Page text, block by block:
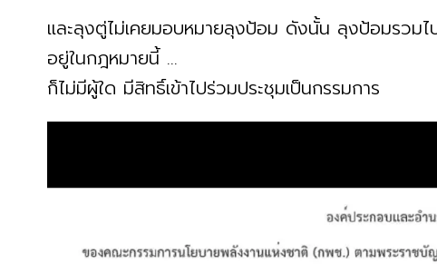
และลุงตู่ไม่เคยมอบหมายลุงป้อม ดังนั้น ลุงป้อมรวม
อยู่ในกฎหมายนี้ ...
ก็ไม่มีผู้ใด มีสิทธิ์เข้าไปร่วมประชุมเป็นกรรมการ